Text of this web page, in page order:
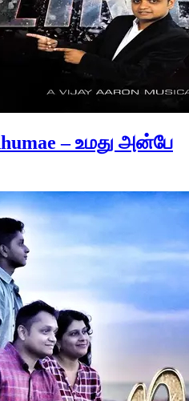
– உமது அன்பே